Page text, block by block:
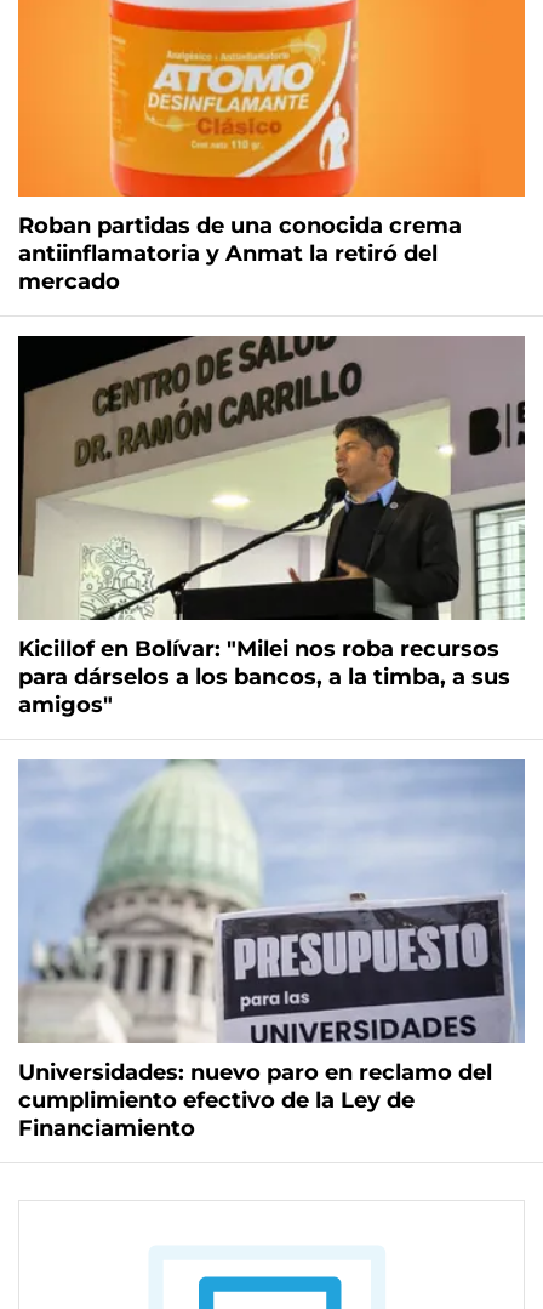
Roban partidas de una conocida crema
antiinflamatoria y Anmat la retiró del
mercado
Kicillof en Bolívar: "Milei nos roba recursos
para dárselos a los bancos, a la timba, a sus
amigos"
Universidades: nuevo paro en reclamo del
cumplimiento efectivo de la Ley de
Financiamiento